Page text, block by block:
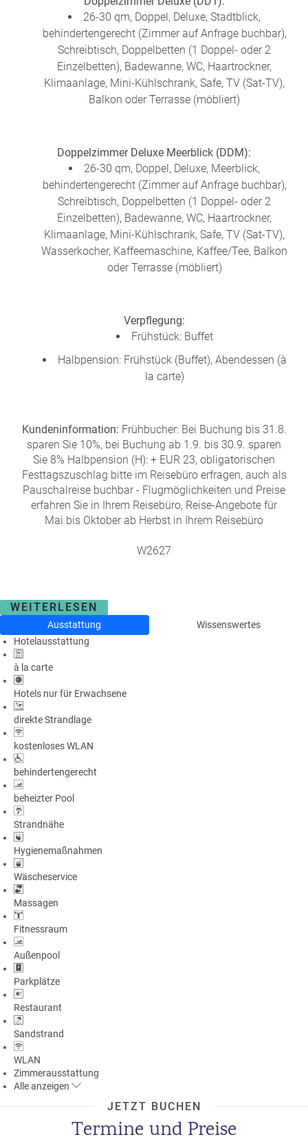
26-30 qm, Doppel, Deluxe, Stadtblick,
behindertengerecht (Zimmer auf Anfrage buchbar),
Schreibtisch, Doppelbetten (1 Doppel- oder 2
Einzelbetten), Badewanne, WC, Haartrockner,
Klimaanlage, Mini-Kühlschrank, Safe, TV (Sat-TV),
Balkon oder Terrasse (möbliert)
Doppelzimmer Deluxe Meerblick (DDM):
26-30 qm, Doppel, Deluxe, Meerblick,
behindertengerecht (Zimmer auf Anfrage buchbar),
Schreibtisch, Doppelbetten (1 Doppel- oder 2
Einzelbetten), Badewanne, WC, Haartrockner,
Klimaanlage, Mini-Kühlschrank, Safe, TV (Sat-TV),
Wasserkocher, Kaffeemaschine, Kaffee/Tee, Balkon
oder Terrasse (möbliert)
Verpflegung:
Frühstück: Buffet
Halbpension: Frühstück (Buffet), Abendessen (à
la carte)
Kundeninformation: Frühbucher: Bei Buchung bis 31.8.
sparen Sie 10%, bei Buchung ab 1.9. bis 30.9. sparen
Sie 8% Halbpension (H): + EUR 23, obligatorischen
Festtagszuschlag bitte im Reisebüro erfragen, auch als
Pauschalreise buchbar - Flugmöglichkeiten und Preise
erfahren Sie in Ihrem Reisebüro, Reise-Angebote für
Mai bis Oktober ab Herbst in Ihrem Reisebüro
W2627
WEITERLESEN
Ausstattung
Wissenswertes
Hotelausstattung
à la carte
Hotels nur für Erwachsene
direkte Strandlage
kostenloses WLAN
behindertengerecht
beheizter Pool
Strandnähe
Hygienemaßnahmen
Wäscheservice
Massagen
Fitnessraum
Außenpool
Parkplätze
Restaurant
Sandstrand
WLAN
Zimmerausstattung
Alleanzeigen
JETZT BUCHEN
Termine und Preise